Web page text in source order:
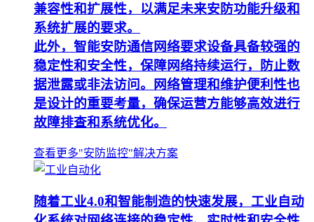
兼容性和扩展性，以满足未来安防功能升级和
系统扩展的要求。
此外，智能安防通信网络要求设备具备较强的
稳定性和安全性，保障网络持续运行，防止数
据泄露或非法访问。网络管理和维护便利性也
是设计的重要考量，确保运营方能够高效进行
故障排查和系统优化。
查看更多"安防监控"解决方案
随着工业4.0和智能制造的快速发展，工业自动